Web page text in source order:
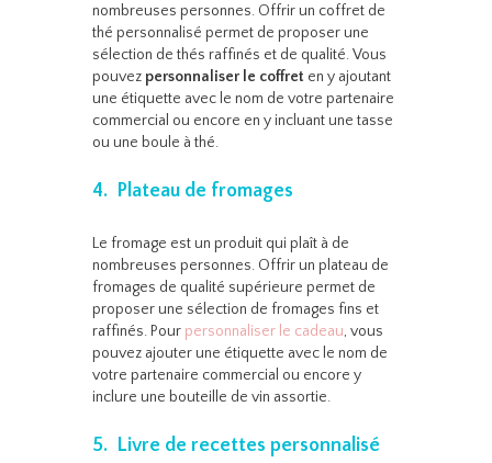
nombreuses personnes. Offrir un coffret de
thé personnalisé permet de proposer une
sélection de thés raffinés et de qualité. Vous
pouvez personnaliser le coffret en y ajoutant
une étiquette avec le nom de votre partenaire
commercial ou encore en y incluant une tasse
ou une boule à thé.
4. Plateau de fromages
Le fromage est un produit qui plaît à de
nombreuses personnes. Offrir un plateau de
fromages de qualité supérieure permet de
proposer une sélection de fromages fins et
raffinés. Pour personnaliser le cadeau, vous
pouvez ajouter une étiquette avec le nom de
votre partenaire commercial ou encore y
inclure une bouteille de vin assortie.
5. Livre de recettes personnalisé